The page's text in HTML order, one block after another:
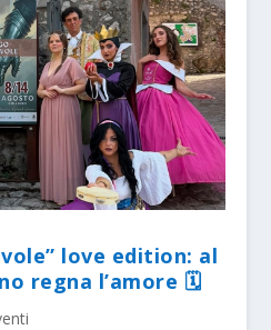
love edition: al
regna l’amore 🗓